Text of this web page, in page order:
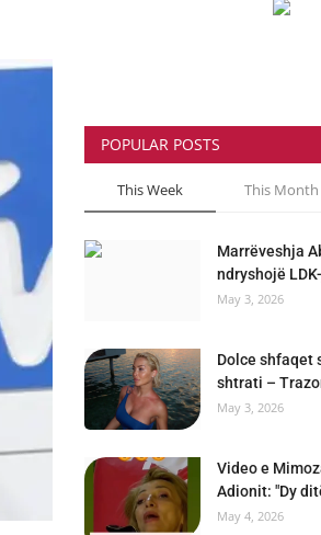
POPULAR POSTS
This Week This Month
Marrëveshja
ndryshojë
May 3, 2026
Dolce shfaqet
shtrati –
May 3, 2026
Video e
Adionit: "Dy
May 4, 2026